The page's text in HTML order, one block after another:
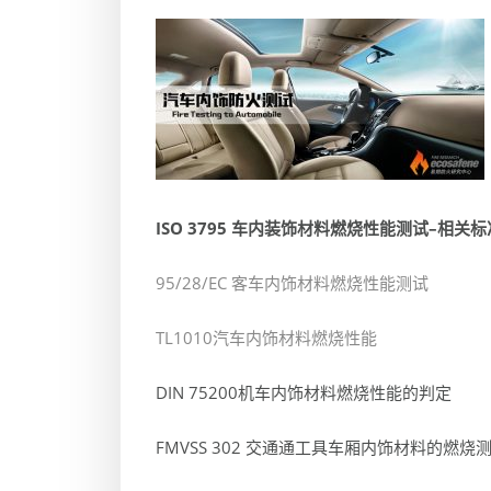
ISO 3795 车内装饰材料燃烧性能测试–相关标
95/28/EC 客车内饰材料燃烧性能测试
TL1010汽车内饰材料燃烧性能
DIN 75200机车内饰材料燃烧性能的判定
FMVSS 302 交通通工具车厢内饰材料的燃烧